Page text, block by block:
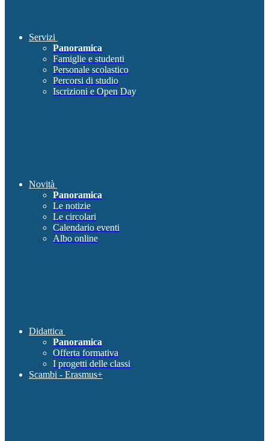
Servizi
Panoramica
Famiglie e studenti
Personale scolastico
Percorsi di studio
Iscrizioni e Open Day
Novità
Panoramica
Le notizie
Le circolari
Calendario eventi
Albo online
Didattica
Panoramica
Offerta formativa
I progetti delle classi
Scambi - Erasmus+